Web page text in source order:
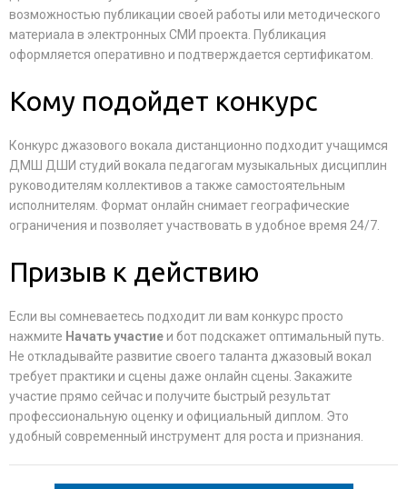
возможностью публикации своей работы или методического
материала в электронных СМИ проекта. Публикация
оформляется оперативно и подтверждается сертификатом.
Кому подойдет конкурс
Конкурс джазового вокала дистанционно подходит учащимся
ДМШ ДШИ студий вокала педагогам музыкальных дисциплин
руководителям коллективов а также самостоятельным
исполнителям. Формат онлайн снимает географические
ограничения и позволяет участвовать в удобное время 24/7.
Призыв к действию
Если вы сомневаетесь подходит ли вам конкурс просто
нажмите Начать участиеи бот подскажет оптимальный путь.
Не откладывайте развитие своего таланта джазовый вокал
требует практики и сцены даже онлайн сцены. Закажите
участие прямо сейчас и получите быстрый результат
профессиональную оценку и официальный диплом. Это
удобный современный инструмент для роста и признания.